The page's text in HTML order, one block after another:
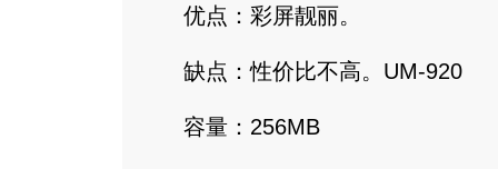
优点：彩屏靓丽。
缺点：性价比不高。UM-920
容量：256MB